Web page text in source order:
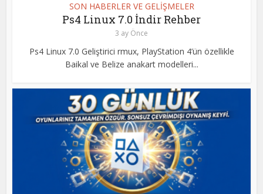
SON HABERLER VE GELİŞMELER
Ps4 Linux 7.0 İndir Rehber
3 ay Önce
Ps4 Linux 7.0 Geliştirici rmux, PlayStation 4’ün özellikle
Baikal ve Belize anakart modelleri...